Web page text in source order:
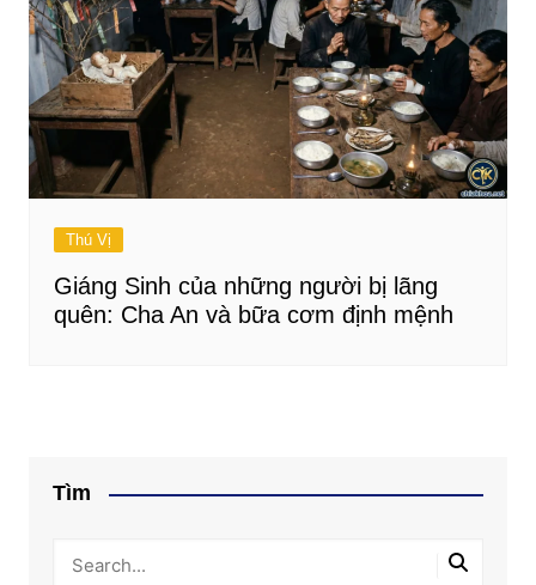
Thú Vị
Giáng Sinh của những người bị lãng
quên: Cha An và bữa cơm định mệnh
Tìm